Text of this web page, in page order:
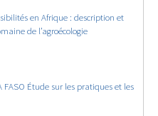
en Afrique : description et
de l’agroécologie
FASO Étude sur les pratiques et les